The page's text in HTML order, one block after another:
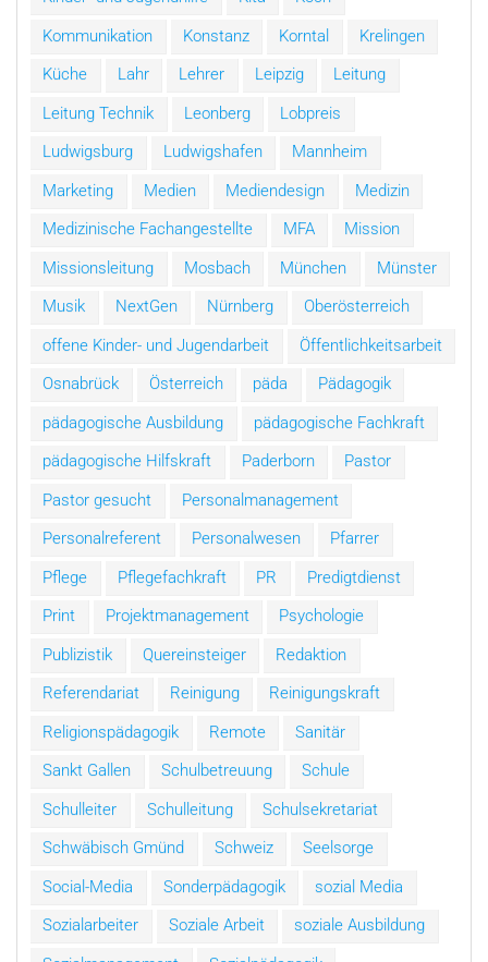
Kommunikation
Konstanz Korntal
Krelingen
Küche
Lahr Lehrer Leipzig
Leitung
Leitung Technik
Leonberg
Lobpreis
Ludwigsburg
Ludwigshafen
Mannheim
Marketing
Medien Mediendesign
Medizin
Medizinische Fachangestellte
MFA
Mission
Missionsleitung
Mosbach München
Münster
Musik
NextGen Nürnberg
Oberösterreich
offene Kinder- und Jugendarbeit
Öffentlichkeitsarbeit
Osnabrück
Österreich päda
Pädagogik
pädagogische Ausbildung
pädagogische Fachkraft
pädagogische Hilfskraft
Paderborn
Pastor
Pastor gesucht
Personalmanagement
Personalreferent
Personalwesen
Pfarrer
Pflege
Pflegefachkraft PR
Predigtdienst
Print
Projektmanagement
Psychologie
Publizistik
Quereinsteiger
Redaktion
Referendariat
Reinigung
Reinigungskraft
Religionspädagogik
Remote
Sanitär
Sankt Gallen
Schulbetreuung
Schule
Schulleiter
Schulleitung
Schulsekretariat
Schwäbisch Gmünd
Schweiz
Seelsorge
Social-Media
Sonderpädagogik
sozial Media
Sozialarbeiter
Soziale Arbeit
soziale Ausbildung